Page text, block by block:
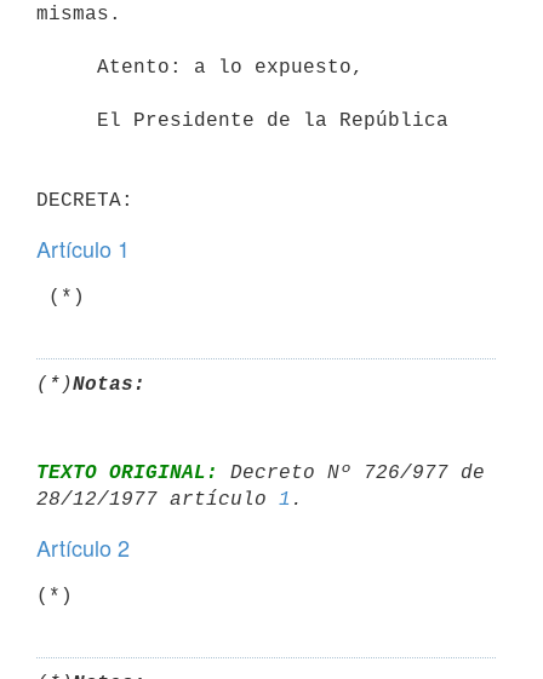
mismas.
Artículo 1
(*)Notas:
TEXTO ORIGINAL:
Decreto Nº 726/977 de
28/12/1977 artículo 1
Artículo 2